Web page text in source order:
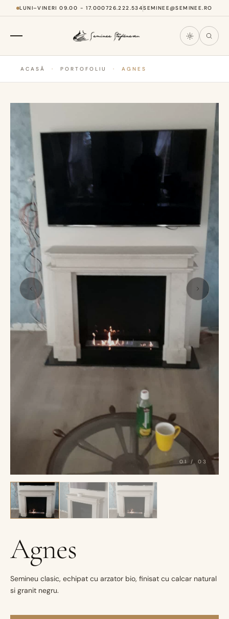
LUNI–VINERI 09.00 - 17.000726.222.534SEMINEE@SEMINEE.RO
ACASĂ · PORTOFOLIU · AGNES
01 / 03
Agnes
Semineu clasic, echipat cu arzator bio, finisat cu calcar natural
si granit negru.